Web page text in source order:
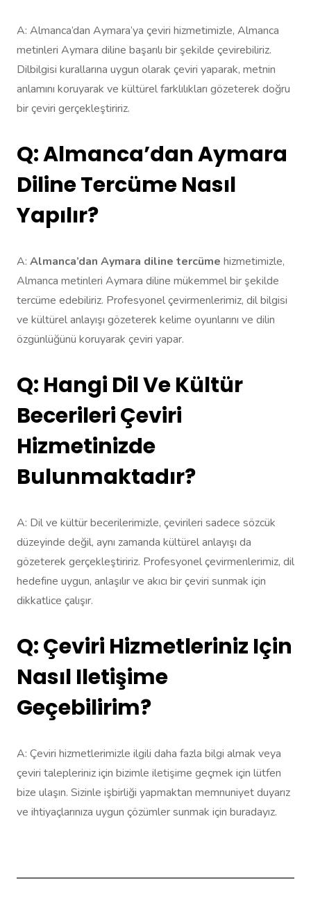
A: Almanca’dan Aymara’ya çeviri hizmetimizle, Almanca
metinleri Aymara diline başarılı bir şekilde çevirebiliriz.
Dilbilgisi kurallarına uygun olarak çeviri yaparak, metnin
anlamını koruyarak ve kültürel farklılıkları gözeterek doğru
bir çeviri gerçekleştiririz.
Q: Almanca’dan Aymara
Diline Tercüme Nasıl
Yapılır?
A: Almanca’dan Aymara diline tercüme hizmetimizle,
Almanca metinleri Aymara diline mükemmel bir şekilde
tercüme edebiliriz. Profesyonel çevirmenlerimiz, dil bilgisi
ve kültürel anlayışı gözeterek kelime oyunlarını ve dilin
özgünlüğünü koruyarak çeviri yapar.
Q: Hangi Dil Ve Kültür
Becerileri Çeviri
Hizmetinizde
Bulunmaktadır?
A: Dil ve kültür becerilerimizle, çevirileri sadece sözcük
düzeyinde değil, aynı zamanda kültürel anlayışı da
gözeterek gerçekleştiririz. Profesyonel çevirmenlerimiz, dil
hedefine uygun, anlaşılır ve akıcı bir çeviri sunmak için
dikkatlice çalışır.
Q: Çeviri Hizmetleriniz Için
Nasıl Iletişime
Geçebilirim?
A: Çeviri hizmetlerimizle ilgili daha fazla bilgi almak veya
çeviri talepleriniz için bizimle iletişime geçmek için lütfen
bize ulaşın. Sizinle işbirliği yapmaktan memnuniyet duyarız
ve ihtiyaçlarınıza uygun çözümler sunmak için buradayız.